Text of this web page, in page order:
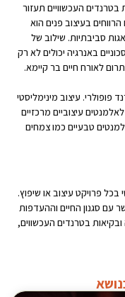
העכשוויים תעזור
בעיצוב פנים הוא
סביבתיות. שילוב של
באנרגיה יכולים לא רק
לאורח חיים בר קיימא.
פופולרי. עיצוב מינימליסטי
עיצוביים מרכזיים
טבעיים כמו צמחים
פרויקט עיצוב או שיפוץ.
עם סגנון החיים וההעדפות
בטרנדים העכשווים,